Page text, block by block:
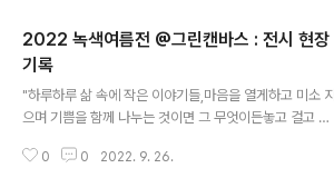
2022 녹색여름전 @그린캔바스 : 전시 현장
기록
"하루하루 삶 속에 작은 이야기들,마음을 열게하고 미소 지
으며 기쁨을 함께 나누는 것이면 그 무엇이든놓고 걸고 보
전문가와 아마추어 구분없이누구나 함께하는 전시회입니
0 0 2022. 9. 26.